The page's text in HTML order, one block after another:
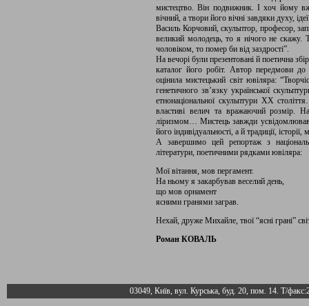
мистецтво. Він подвижник. І хоч йому
вічний, а твори його вічні завдяки духу,
Василь Корчовий, скульптор, професор,
великий молодець, то я нічого не скажу.
чоловіком, то помер би від заздрості”.
На вечорі були презентовані й поетична
каталог його робіт. Автор передмови до
оцінила мистецький світ ювіляра:
генетичного зв’язку української
етнонаціональної скульптури ХХ
властиві велич та вражаючий розмір.
ліризмом… Мистець завжди
його індивідуальності, а й традиції,
А завершимо цей репортаж з
літератури, поетичними рядками ювіляра:
Мої вітання, мов пергамент.
На ньому я закарбував веселий день,
що мов орнамент
ясними гранями заграв.
Нехай, друже Михайле, твої “ясні грані”
Роман КОВАЛЬ
03049, Київ, вул. Курська, буд. 20, пом. 14. Т/